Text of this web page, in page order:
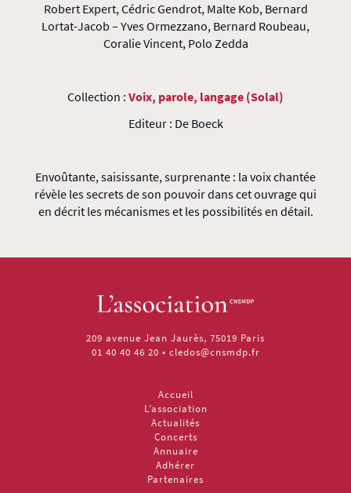
Robert Expert, Cédric Gendrot, Malte Kob, Bernard
Lortat-Jacob – Yves Ormezzano, Bernard Roubeau,
Coralie Vincent, Polo Zedda
Collection : Voix, parole, langage (Solal)
Editeur : De Boeck
Envoûtante, saisissante, surprenante : la voix chantée
révèle les secrets de son pouvoir dans cet ouvrage qui
en décrit les mécanismes et les possibilités en détail.
209 avenue Jean Jaurès, 75019 Paris
01 40 40 46 20 • cledos@cnsmdp.fr
Accueil
L’association
Actualités
Concerts
Annuaire
Adhérer
Partenaires